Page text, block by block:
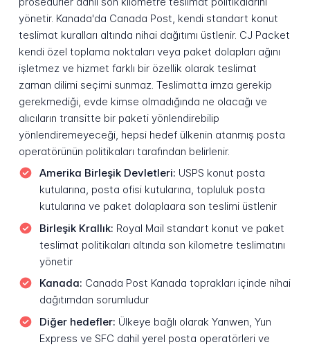
yönetir. Kanada'da Canada Post, kendi standart konut
teslimat kuralları altında nihai dağıtımı üstlenir. CJ Packet
kendi özel toplama noktaları veya paket dolapları ağını
işletmez ve hizmet farklı bir özellik olarak teslimat
zaman dilimi seçimi sunmaz. Teslimatta imza gerekip
gerekmediği, evde kimse olmadığında ne olacağı ve
alıcıların transitte bir paketi yönlendirebilip
yönlendiremeyeceği, hepsi hedef ülkenin atanmış posta
operatörünün politikaları tarafından belirlenir.
Amerika Birleşik Devletleri: USPS konut posta
kutularına, posta ofisi kutularına, topluluk posta
kutularına ve paket dolaplaara son teslimi üstlenir
Birleşik Krallık: Royal Mail standart konut ve paket
teslimat politikaları altında son kilometre teslimatını
yönetir
Kanada: Canada Post Kanada toprakları içinde nihai
dağıtımdan sorumludur
Diğer hedefler: Ülkeye bağlı olarak Yanwen, Yun
Express ve SFC dahil yerel posta operatörleri ve